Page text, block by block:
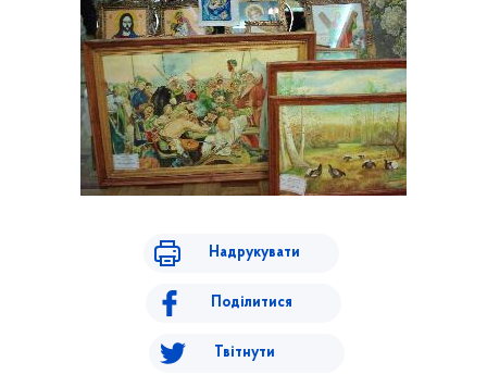
Надрукувати
Поділитися
Твітнути